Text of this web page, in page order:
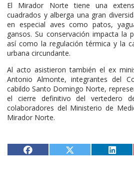
El Mirador Norte tiene una
cuadrados y alberga una gran
en especial aves como patos,
gansos. Su conservación impacta la
así como la regulación térmica y la
urbana circundante.
Al acto asistieron también el ex
Antonio Almonte, integrantes del
cabildo Santo Domingo Norte,
el cierre definitivo del vertedero
colaboradores del Ministerio de
Mirador Norte.